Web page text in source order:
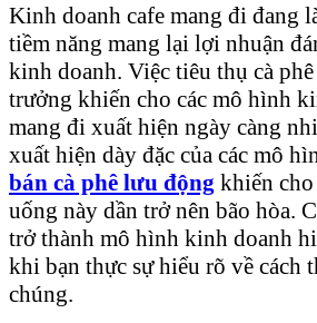
Kinh doanh cafe mang đi đang
tiềm năng mang lại lợi nhuận
kinh doanh. Việc tiêu thụ cà
trưởng khiến cho các mô hình
mang đi xuất hiện ngày càng
xuất hiện dày đặc của các mô
bán cà phê lưu động khiến
uống này dần trở nên bão hòa.
trở thành mô hình kinh doanh
khi bạn thực sự hiểu rõ về cách
chúng.